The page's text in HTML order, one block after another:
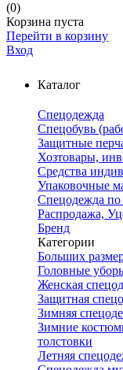
(0)
Корзина пуста
Перейти в корзину
Вход
Каталог
Спецодежда
Спецобувь
Защитные
Хозтовары,
Средства
Упаковочные
Спецодежда по
Распродажа,
Бренд
Категории
Больших
Головные
Женская
Защитная
Зимняя
Зимние
толстовки
Летняя